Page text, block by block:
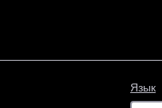
Язык